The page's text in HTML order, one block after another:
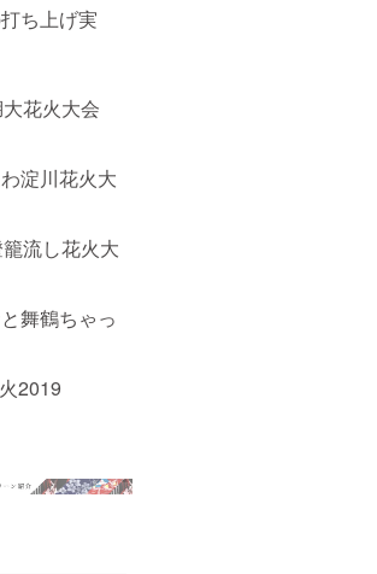
ち上げ実
花火大会
淀川花火大
流し花火大
舞鶴ちゃっ
2019